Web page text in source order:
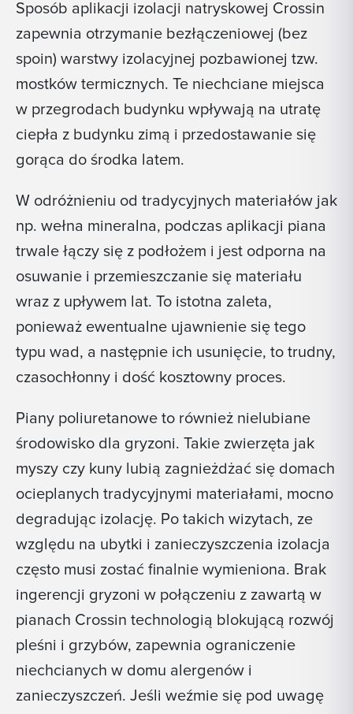
Sposób aplikacji izolacji natryskowej Crossin
zapewnia otrzymanie bezłączeniowej (bez
spoin) warstwy izolacyjnej pozbawionej tzw.
mostków termicznych. Te niechciane miejsca
w przegrodach budynku wpływają na utratę
ciepła z budynku zimą i przedostawanie się
gorąca do środka latem.
W odróżnieniu od tradycyjnych materiałów jak
np. wełna mineralna, podczas aplikacji piana
trwale łączy się z podłożem i jest odporna na
osuwanie i przemieszczanie się materiału
wraz z upływem lat. To istotna zaleta,
ponieważ ewentualne ujawnienie się tego
typu wad, a następnie ich usunięcie, to trudny,
czasochłonny i dość kosztowny proces.
Piany poliuretanowe to również nielubiane
środowisko dla gryzoni. Takie zwierzęta jak
myszy czy kuny lubią zagnieżdżać się domach
ocieplanych tradycyjnymi materiałami, mocno
degradując izolację. Po takich wizytach, ze
względu na ubytki i zanieczyszczenia izolacja
często musi zostać finalnie wymieniona. Brak
ingerencji gryzoni w połączeniu z zawartą w
pianach Crossin technologią blokującą rozwój
pleśni i grzybów, zapewnia ograniczenie
niechcianych w domu alergenów i
zanieczyszczeń. Jeśli weźmie się pod uwagę